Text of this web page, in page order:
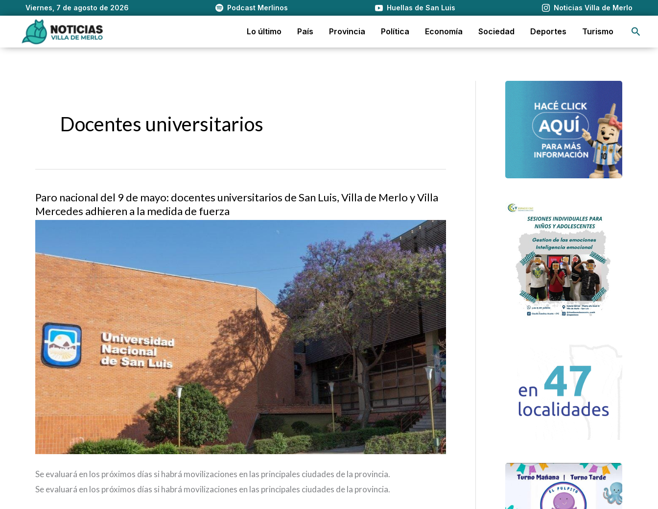
Viernes, 7 de agosto de 2026 Podcast Merlinos Huellas de San Luis Noticias Villa de Merlo
contenido
Lo último País Provincia Política Economía Sociedad Deportes Turismo
Docentes universitarios
Paro nacional del 9 de mayo: docentes universitarios de San Luis, Villa de Merlo y Villa
Mercedes adhieren a la medida de fuerza
Se evaluará en los próximos días si habrá movilizaciones en las principales ciudades de la provincia.
Se evaluará en los próximos días si habrá movilizaciones en las principales ciudades de la provincia.